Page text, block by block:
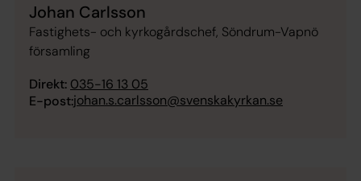
Johan Carlsson
Fastighets- och kyrkogårdschef, Söndrum-Vapnö
församling
Direkt: 035-16 13 05
E-post:johan.s.carlsson@svenskakyrkan.se